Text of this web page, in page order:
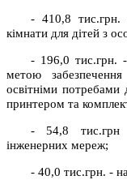
- 410,8 тис.грн.
кімнати для дітей з
- 196,0 тис.грн.
метою
освітніми
принтером та
- 54,8 тис.грн
інженерних мереж;
- 40,0 тис.грн. -